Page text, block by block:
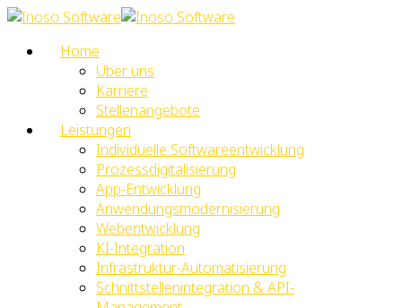
Home
Über uns
Karriere
Stellenangebote
Leistungen
Individuelle Softwareentwicklung
Prozessdigitalisierung
App-Entwicklung
Anwendungsmodernisierung
Webentwicklung
KI-Integration
Infrastruktur-Automatisierung
Schnittstellenintegration & API-